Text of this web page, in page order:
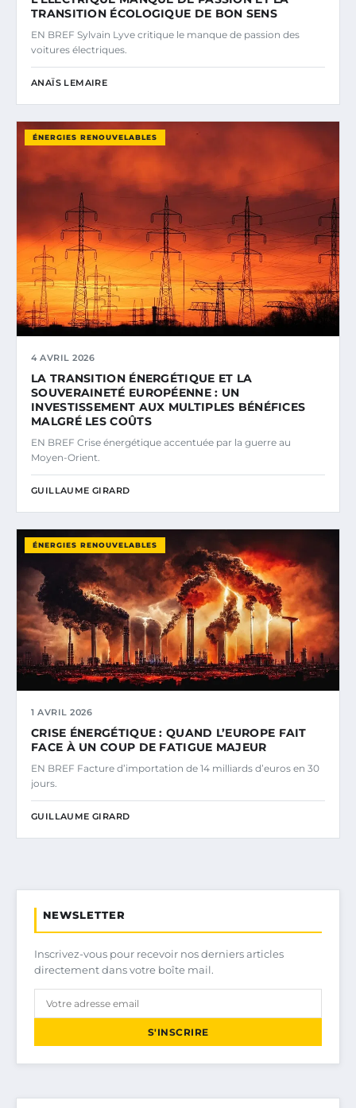
TRANSITION ÉCOLOGIQUE DE BON SENS
EN BREF Sylvain Lyve critique le manque de passion des
voitures électriques.
ANAÏS LEMAIRE
ÉNERGIES RENOUVELABLES
4 AVRIL 2026
LA TRANSITION ÉNERGÉTIQUE ET LA
SOUVERAINETÉ EUROPÉENNE : UN
INVESTISSEMENT AUX MULTIPLES BÉNÉFICES
MALGRÉ LES COÛTS
EN BREF Crise énergétique accentuée par la guerre au
Moyen-Orient.
GUILLAUME GIRARD
ÉNERGIES RENOUVELABLES
1 AVRIL 2026
CRISE ÉNERGÉTIQUE : QUAND L’EUROPE FAIT
FACE À UN COUP DE FATIGUE MAJEUR
EN BREF Facture d’importation de 14 milliards d’euros en 30
jours.
GUILLAUME GIRARD
NEWSLETTER
Inscrivez-vous pour recevoir nos derniers articles
directement dans votre boîte mail.
S'INSCRIRE